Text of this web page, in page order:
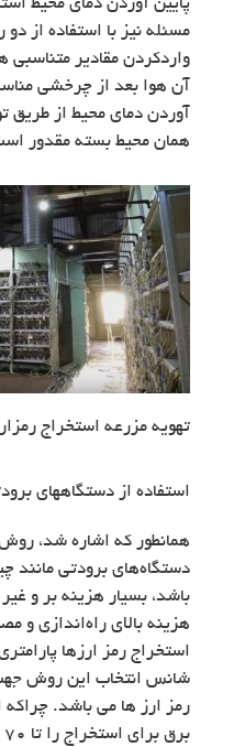
پایین آوردن دمای محیط
مسئله نیز با استفاده از
واردکردن مقادیر
آن هوا بعد از چرخشی
آوردن دمای محیط از
همان محیط بسته مقدور
تهویه مزرعه استخراج
استفاده از دستگاههای
همانطور که اشاره شد،
دستگاه‌های برودتی مانند
باشد، بسیار هزینه بر و
هزینه بالای راه‌اندازی و
استخراج رمز ارزها
شانس انتخاب این روش
رمز ارز ها می باشد.